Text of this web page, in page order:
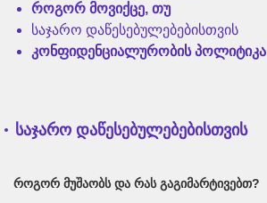
როგორ მოვიქცე, თუ
საჯარო დაწესებულებებისთვის
კონფიდენციალურობის პოლიტიკა
საჯარო დაწესებულებებისთვის
როგორ მუშაობს და რას გაგიმარტივებთ?